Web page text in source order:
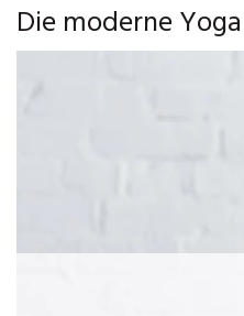
Die moderne